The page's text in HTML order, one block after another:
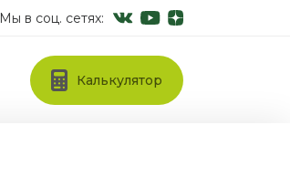
Мы в соц. сетях:
Калькулятор